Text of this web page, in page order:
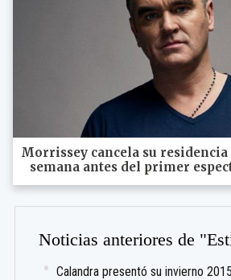
Morrissey cancela su residencia
semana antes del primer
Noticias anteriores de
Calandra presentó su invierno